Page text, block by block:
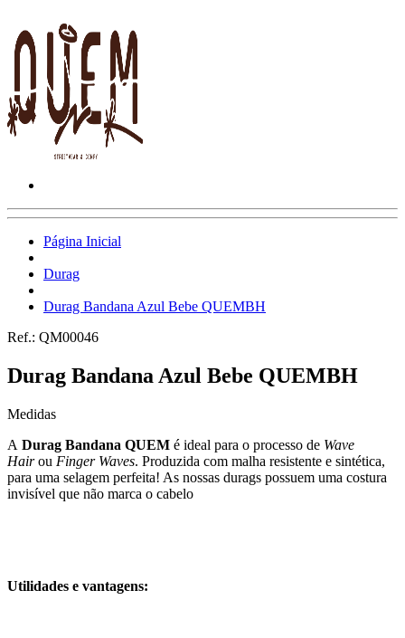
Página Inicial
Durag
Durag Bandana Azul Bebe QUEMBH
Ref.: QM00046
Durag Bandana Azul Bebe QUEMBH
Medidas
A Durag Bandana QUEM é ideal para o processo de Wave
Hairou Finger Waves. Produzida com malha resistente e sintética,
para uma selagem perfeita! As nossas durags possuem uma costura
invisível que não marca o cabelo
Utilidades e vantagens: